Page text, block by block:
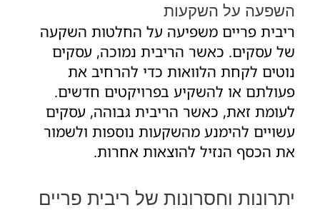
השפעה על השקעות
ריבית פריים משפיעה על החלטות השקעה
של עסקים. כאשר הריבית נמוכה, עסקים
נוטים לקחת הלוואות כדי להרחיב את
פעולתם או להשקיע בפרויקטים חדשים.
לעומת זאת, כאשר הריבית גבוהה, עסקים
עשויים להימנע מהשקעות נוספות ולשמור
את הכסף הנזיל להוצאות אחרות.
יתרונות וחסרונות של ריבית פריים